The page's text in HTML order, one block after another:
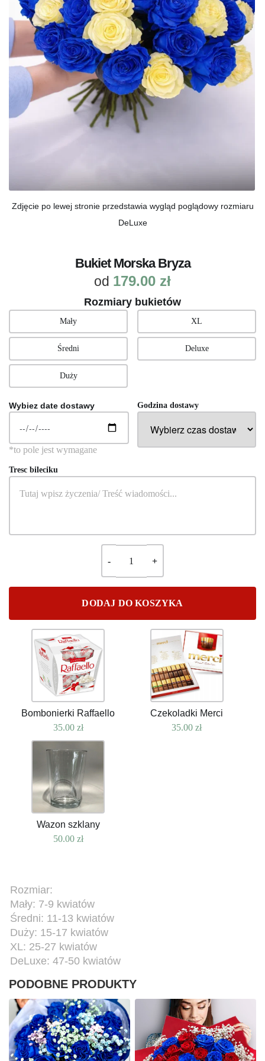
Zdjęcie po lewej stronie przedstawia wygląd poglądowy rozmiaru
DeLuxe
Bukiet Morska Bryza
od 179.00 zł
Rozmiary bukietów
Mały
Średni
Duży
XL
Deluxe
Wybiez date dostawy Godzina dostawy
Tresc bileciku
DODAJ DO KOSZYKA
Bombonierki Raffaello
35.00 zł
Czekoladki Merci
35.00zł
Wazon szklany
50.00 zł
Rozmiar:
Mały: 7-9 kwiatów
Średni: 11-13 kwiatów
Duży: 15-17 kwiatów
XL: 25-27 kwiatów
DeLuxe: 47-50 kwiatów
PODOBNE PRODUKTY